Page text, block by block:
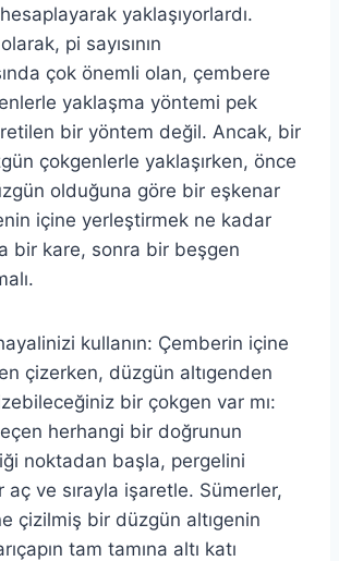
yaklaşıyorlardı.
pi sayısının
çok önemli olan, çembere
yaklaşma yöntemi pek
bir yöntem değil. Ancak, bir
çokgenlerle yaklaşırken, önce
olduğuna göre bir eşkenar
içine yerleştirmek ne kadar
bir kare, sonra bir beşgen
kullanın: Çemberin içine
çizerken, düzgün altıgenden
bir çokgen var mı:
herhangi bir doğrunun
noktadan başla, pergelini
aç ve sırayla işaretle. Sümerler,
çizilmiş bir düzgün altıgenin
tam tamına altı katı